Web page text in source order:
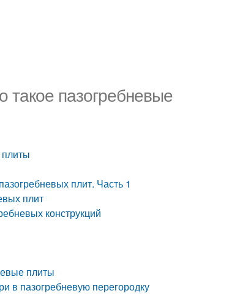
такое пазогребневые
плиты
плит. Часть 1
плит
конструкций
плиты
в пазогребневую перегородку